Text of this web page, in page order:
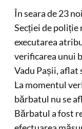
În seara de 23
Secției de
executarea
verificarea unui
Vadu Pașii,
La momentul
bărbatul nu se
Bărbatul a fost